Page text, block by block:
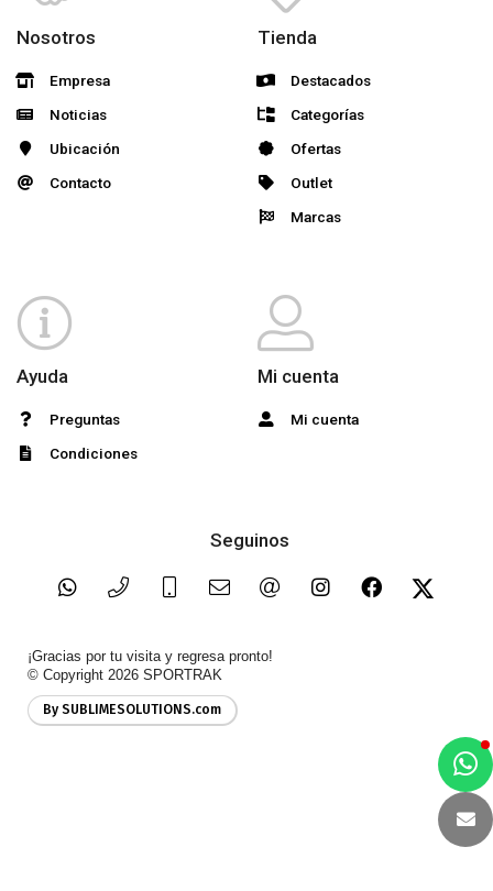
Nosotros
Empresa
Noticias
Ubicación
Contacto
Tienda
Destacados
Categorías
Ofertas
Outlet
Marcas
Ayuda
Preguntas
Condiciones
Mi cuenta
Mi cuenta
Seguinos
¡Gracias por tu visita y regresa pronto!
© Copyright 2026 SPORTRAK
By SUBLIMESOLUTIONS.com